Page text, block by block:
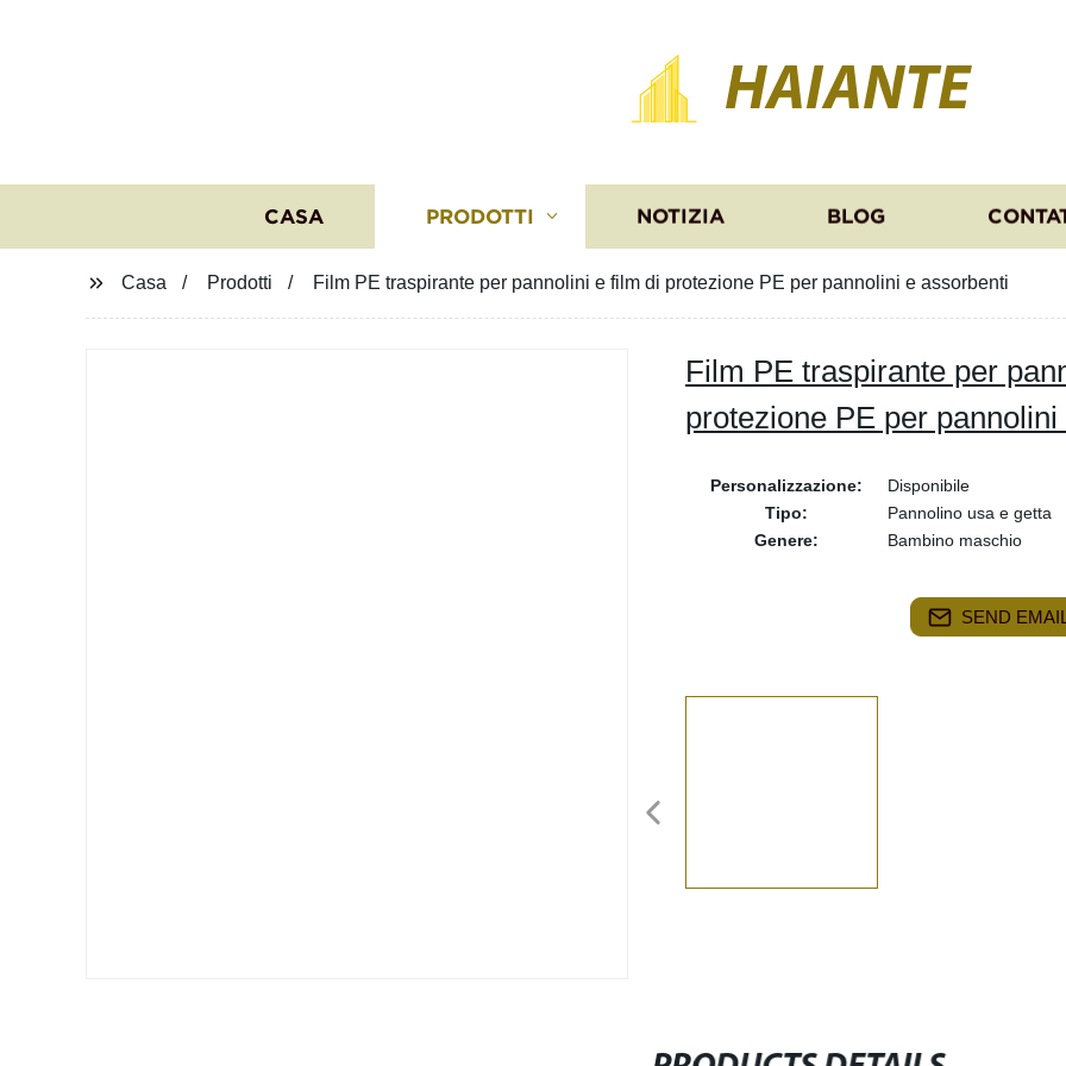
HAIANTE
CASA PRODOTTI NOTIZIA BLOG
Casa Prodotti Film PE traspirante per pannolini e film di protezione PE per pannolini e assorbenti
Film PE traspirante per
protezione PE per
Personalizzazione:
Disponibile
Tipo:
Pannolino usa e getta
Genere:
Bambino maschio
SEND